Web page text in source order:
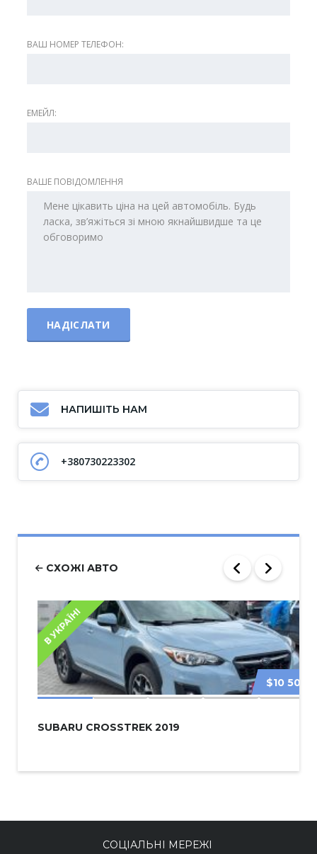
ВАШ НОМЕР ТЕЛЕФОН:
ЕМЕЙЛ:
ВАШЕ ПОВІДОМЛЕННЯ
НАПИШІТЬ НАМ
+380730223302
СХОЖІ АВТО
В УКРАЇНІ
$10 500
SUBARU CROSSTREK 2019
СОЦІАЛЬНІ МЕРЕЖІ